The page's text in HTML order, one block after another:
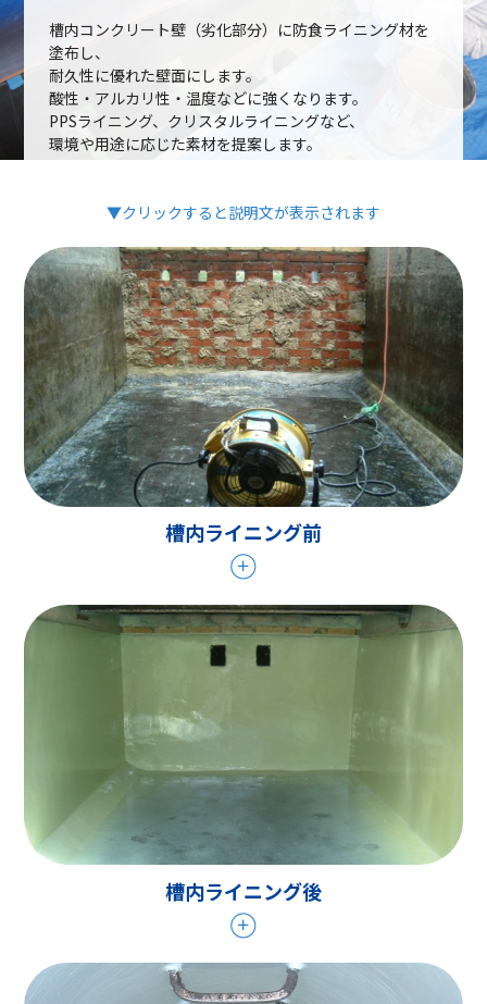
槽内コンクリート壁（劣化部分）に防食ライニング材を
塗布し、
耐久性に優れた壁面にします。
酸性・アルカリ性・温度などに強くなります。
PPSライニング、クリスタルライニングなど、
環境や用途に応じた素材を提案します。
▼クリックすると説明文が表示されます
槽内ライニング前
槽内ライニング後